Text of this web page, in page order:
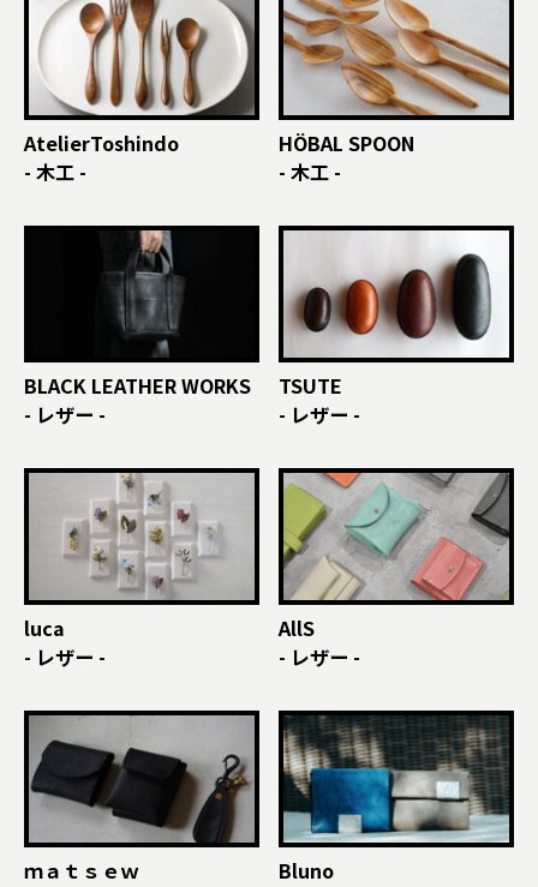
AtelierToshindo
- 木工 -
HÖBAL SPOON
- 木工 -
BLACK LEATHER WORKS
- レザー -
TSUTE
- レザー -
luca
- レザー -
AllS
- レザー -
ｍａｔｓｅｗ
Bluno